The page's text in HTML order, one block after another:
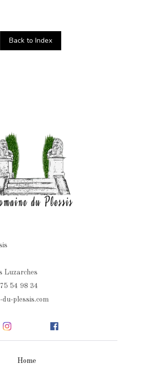
Back to Index
Luzarches
54 98 34
du-plessis.com
Home